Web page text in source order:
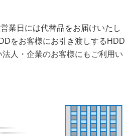
業日には代替品をお届けいたし
をお客様にお引き渡しするHDD
人・企業のお客様にもご利用い